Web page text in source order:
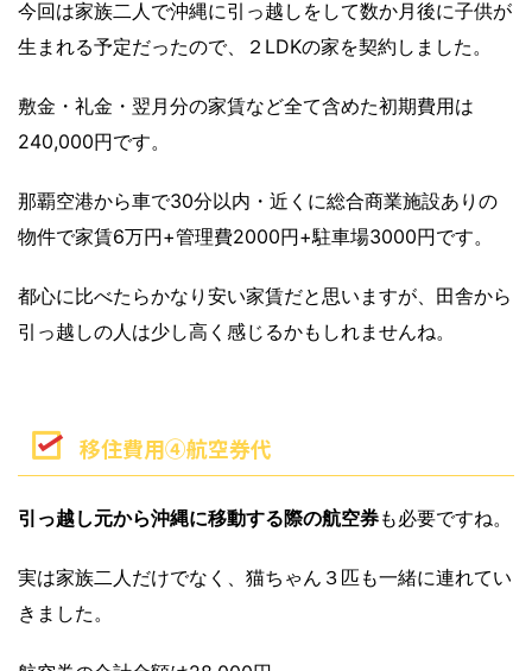
今回は家族二人で沖縄に引っ越しをして数か月後に子供が
生まれる予定だったので、２LDKの家を契約しました。
敷金・礼金・翌月分の家賃など全て含めた初期費用は
240,000円です。
那覇空港から車で30分以内・近くに総合商業施設ありの
物件で家賃6万円+管理費2000円+駐車場3000円です。
都心に比べたらかなり安い家賃だと思いますが、田舎から
引っ越しの人は少し高く感じるかもしれませんね。
移住費用④航空券代
引っ越し元から沖縄に移動する際の航空券も必要ですね。
実は家族二人だけでなく、猫ちゃん３匹も一緒に連れてい
きました。